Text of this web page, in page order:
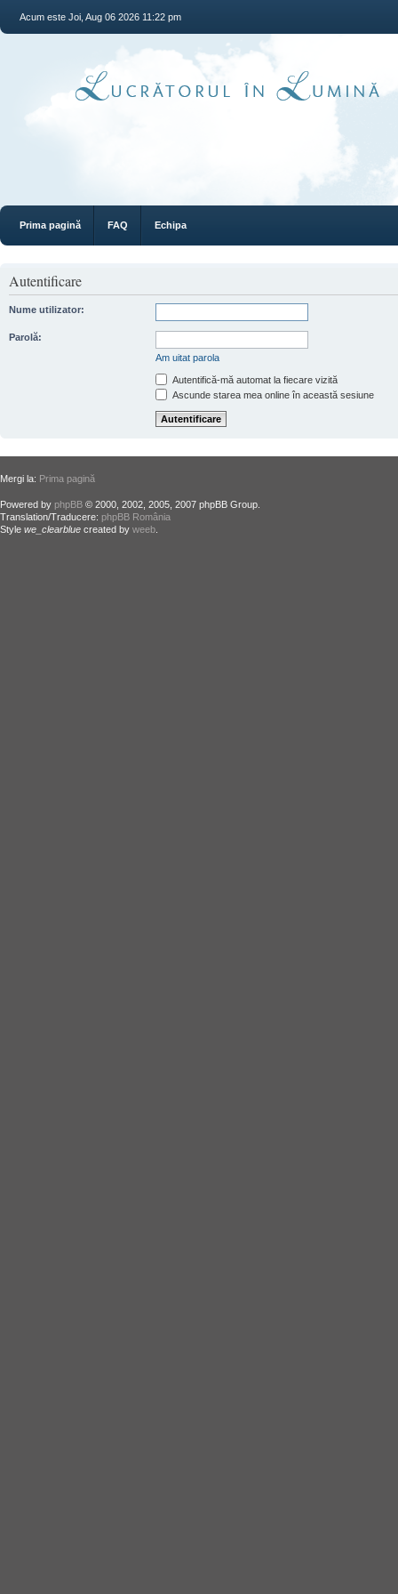
Acum este Joi, Aug 06 2026 11:22 pm
Prima pagină FAQ Echipa
Autentificare
Nume utilizator:
Parolă:
Am uitat parola
Autentifică-mă automat la fiecare vizită
Ascunde starea mea online în această sesiune
Mergi la: Prima pagină
Powered by phpBB © 2000, 2002, 2005, 2007 phpBB Group.
Translation/Traducere: phpBB România
Style we_clearblue created by weeb